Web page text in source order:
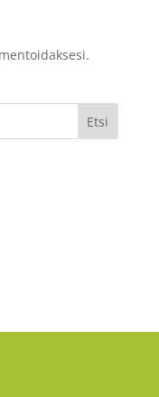
Etsi